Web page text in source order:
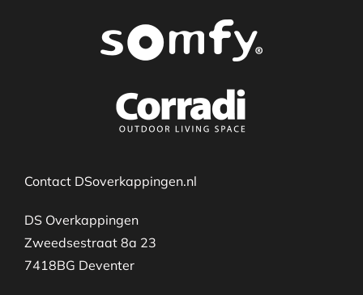
Contact DSoverkappingen.nl
DS Overkappingen
Zweedsestraat 8a 23
7418BG Deventer